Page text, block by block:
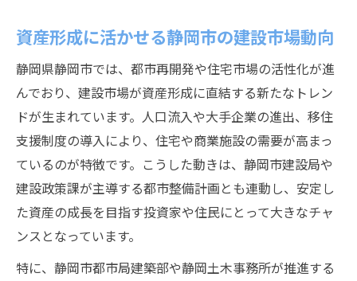
資産形成に活かせる静岡市の建設市場動向
静岡県静岡市では、都市再開発や住宅市場の活性化が進
んでおり、建設市場が資産形成に直結する新たなトレン
ドが生まれています。人口流入や大手企業の進出、移住
支援制度の導入により、住宅や商業施設の需要が高まっ
ているのが特徴です。こうした動きは、静岡市建設局や
建設政策課が主導する都市整備計画とも連動し、安定し
た資産の成長を目指す投資家や住民にとって大きなチャ
ンスとなっています。
特に、静岡市都市局建築部や静岡土木事務所が推進する